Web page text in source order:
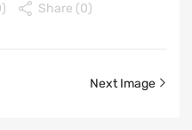
) Share (0)
Next Image